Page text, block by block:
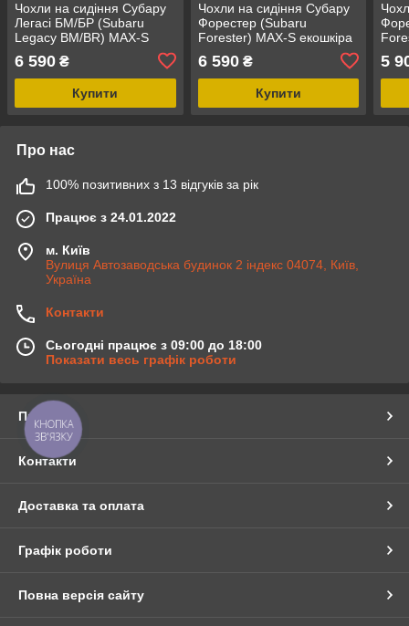
Чохли на сидіння Субару
Легасі БМ/БР (Subaru
Legacy BM/BR) MAX-S
екошкіра преміум арагона
6 590 ₴
Купити
Чохли на сидіння Субару
Форестер (Subaru
Forester) MAX-S екошкіра
6 590₴
Купити
5
Про нас
100% позитивних з 13 відгуків за рік
Працює з 24.01.2022
м. Київ
Вулиця Автозаводська будинок 2 індекс 04074, Київ,
Україна
Контакти
Сьогодні працює з 09:00 до 18:00
Показати весь графік роботи
Про нас
Контакти
Доставка та оплата
Графік роботи
Повна версія сайту
КНОПКА
ЗВ'ЯЗКУ